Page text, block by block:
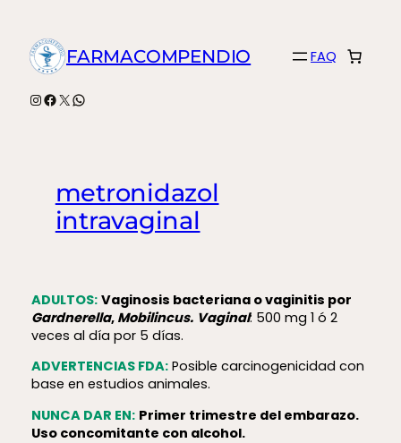
contenidoFARMACOMPENDIO FAQ
Instagram
Facebook
X WhatsApp
metronidazol
intravaginal
ADULTOS: Vaginosis bacteriana o vaginitis por
Gardnerella, Mobilincus. Vaginal: 500 mg 1 ó 2
veces al día por 5 días.
ADVERTENCIAS FDA:Posible carcinogenicidad con
base en estudios animales.
NUNCA DAR EN: Primer trimestre del embarazo.
Uso concomitante con alcohol.